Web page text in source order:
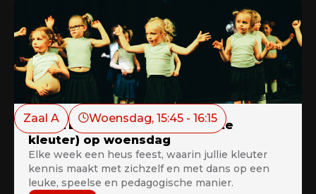
krachtige bursts van activiteit gevolgd door korte
rustperiodes.
Zaal A Woensdag, 15:45 - 16:15
KLEUTERDANS: LITTLETJES (1ste
kleuter) op woensdag
Elke week een heus feest, waarin jullie kleuter
kennis maakt met zichzelf en met dans op een
leuke, speelse en pedagogische manier.